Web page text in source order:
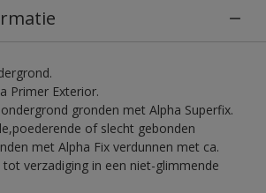
Primer Exterior.
gronden met Alpha Superfix.
of slecht gebonden
met Alpha Fix verdunnen met ca.
verzadiging in een niet-glimmende